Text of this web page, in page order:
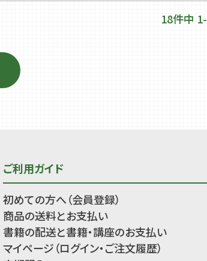
18件中 1-
ご利用ガイド
初めての方へ（会員登録）
商品の送料とお支払い
書籍の配送と書籍・講座のお支払い
マイページ（ログイン・ご注文履歴）